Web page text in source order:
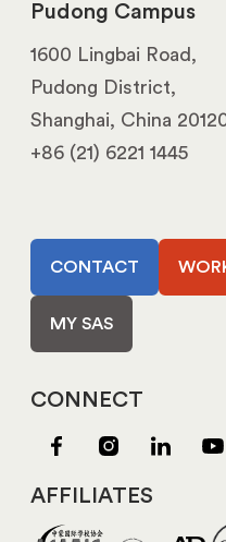
Pudong Campus
1600 Lingbai Road,
Pudong District,
Shanghai, China
+86 (21) 6221 1445
CONTACT
MY SAS
CONNECT
AFFILIATES